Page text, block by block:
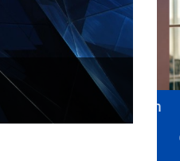
cuesta certificarse en
industrial en Chile